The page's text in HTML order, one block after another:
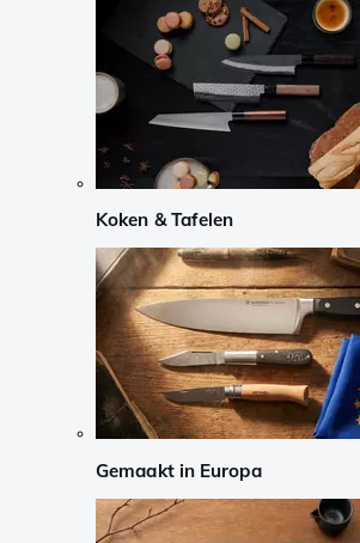
Koken & Tafelen
Gemaakt in Europa